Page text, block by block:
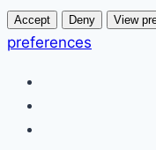
Accept Deny View
preferences